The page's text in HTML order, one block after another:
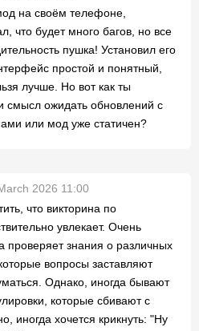
на своём телефоне,
что будет много багов, но все
пушка! Установил его
простой и понятный,
лучше. Но вот как ты
смысл ожидать обновлений с
или мод уже статичен?
2026 11:00
что викторина по
увлекает. Очень
проверяет знания о различных
вопросы заставляют
Однако, иногда бывают
которые сбивают с
иногда хочется крикнуть: "Ну